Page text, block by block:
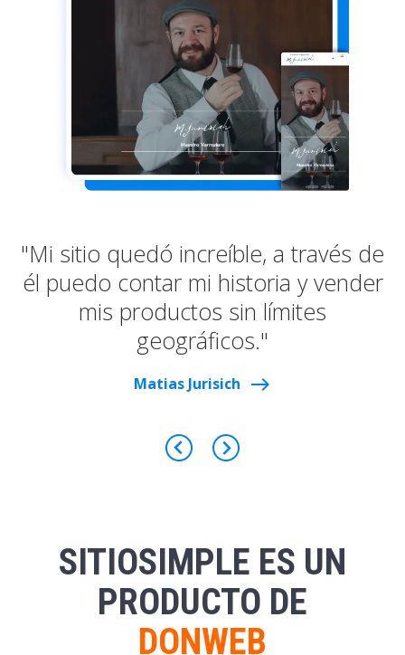
"Mi sitio quedó increíble, a través de
él puedo contar mi historia y vender
mis productos sin límites
geográficos."
Matias Jurisich east
SITIOSIMPLE ES UN
PRODUCTO DE
DONWEB